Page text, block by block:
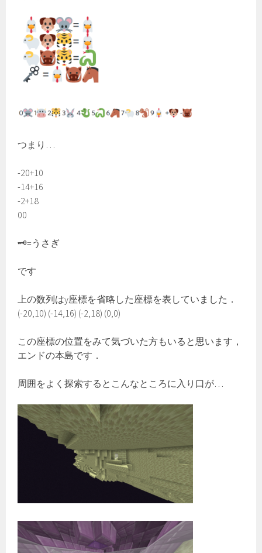
つまり…
-20+10
-14+16
-2+18
00
🗝=うさぎ
です
上の数列はy座標を省略した座標を表していました．
(-20,10) (-14,16) (-2,18) (0,0)
この座標の位置をみて気づいた方もいると思います，
エンドの本島です．
周囲をよく探索するとこんなところに入り口が…